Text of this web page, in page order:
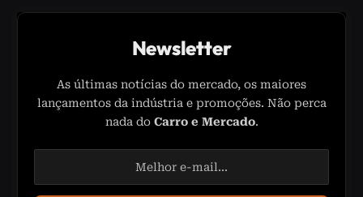
Newsletter
As últimas notícias do mercado, os maiores
lançamentos da indústria e promoções. Não perca
nada do Carro e Mercado.